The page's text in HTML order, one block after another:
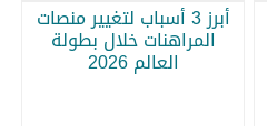
أبرز 3 أسباب لتغيير منصات
المراهنات خلال بطولة
العالم 2026